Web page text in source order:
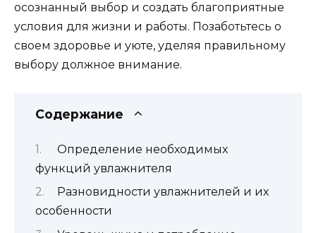
осознанный выбор и создать благоприятные
условия для жизни и работы. Позаботьтесь о
своем здоровье и уюте, уделяя правильному
выбору должное внимание.
Содержание
Определение необходимых
функций увлажнителя
Разновидности увлажнителей и их
особенности